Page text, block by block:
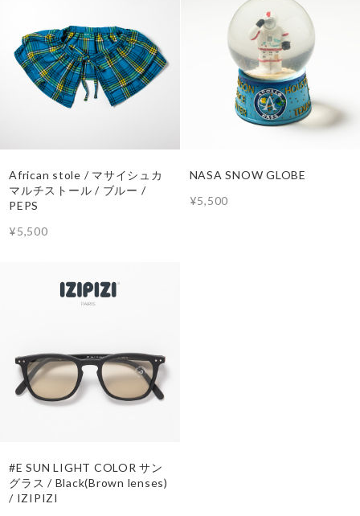
African stole / マサイシュカ
マルチストール / ブルー /
PEPS
¥5,500
NASA SNOW GLOBE
¥5,500
#E SUN LIGHT COLOR サン
グラス / Black(Brown lenses)
/ IZIPIZI